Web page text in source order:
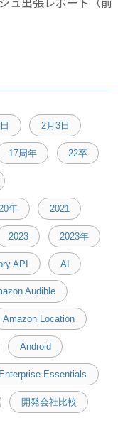
2月3日
17周年 22卒
年 2021
2023 2023年
API AI
Audible
Amazon Location
Android
Essentials
開発会社比較